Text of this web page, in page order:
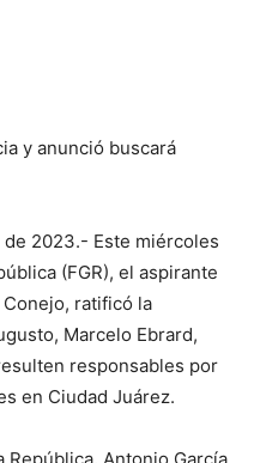
y anunció buscará
de 2023.- Este miércoles
(FGR), el aspirante
ratificó la
Marcelo Ebrard,
responsables por
en Ciudad Juárez.